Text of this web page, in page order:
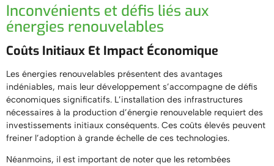
Inconvénients et défis liés aux
énergies renouvelables
Coûts Initiaux Et Impact Économique
Les énergies renouvelables présentent des avantages
indéniables, mais leur développement s’accompagne de défis
économiques significatifs. L’installation des infrastructures
nécessaires à la production d’énergie renouvelable requiert des
investissements initiaux conséquents. Ces coûts élevés peuvent
freiner l’adoption à grande échelle de ces technologies.
Néanmoins, il est important de noter que les retombées